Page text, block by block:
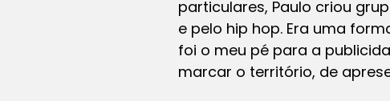
particulares, Paulo criou
e pelo hip hop. Era uma
foi o meu pé para a
marcar o território, de